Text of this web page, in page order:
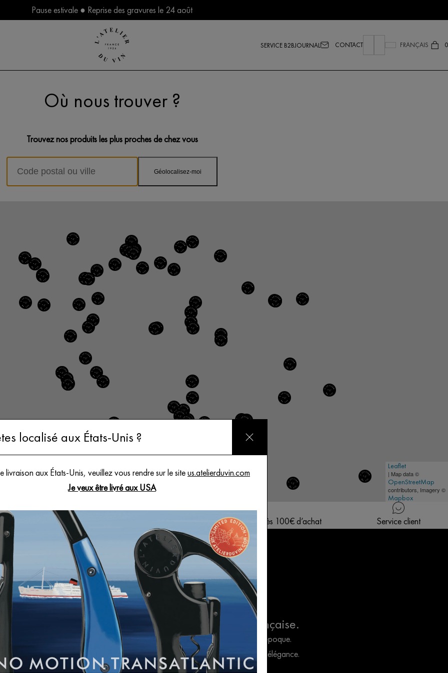
Pause estivale ● Reprise des gravures le 24 août
localisé aux États-Unis ?
livraison aux États-Unis, veuillez vous rendre sur le siteus.atelierduvin.com
Je veux être livré aux USA
SERVICE B2BJOURNAL CONTACT FRANÇAIS 0
Où nous trouver ?
Trouvez nos produits les plus proches de chez vous
Géolocalisez-moi
Leaflet
| Map data ©
OpenStreetMap
contributors, Imagery ©
Mapbox
Création Française Livraison offerte en France dès 100€ d’achat Service client
du Vin perpétue l’Art de Vivre le Vin à la Française.
dessine et façonne des Outils du Vin qui reflètent l’esprit et les usages de leur époque.
d’un savoir-faire transmis de génération en génération, traverse le temps avec élégance.
Chaque création invite à un voyage sensoriel, initiatique et joyeux.